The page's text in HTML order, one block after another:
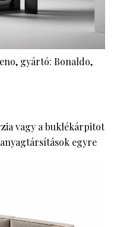
gyártó: Bonaldo,
vagy a buklékárpitot
egyre